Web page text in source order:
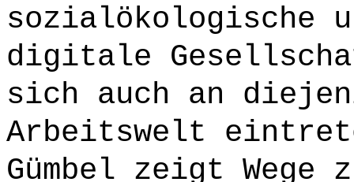
sozialökologische
digitale
sich auch an
Arbeitswelt
Gümbel zeigt Wege